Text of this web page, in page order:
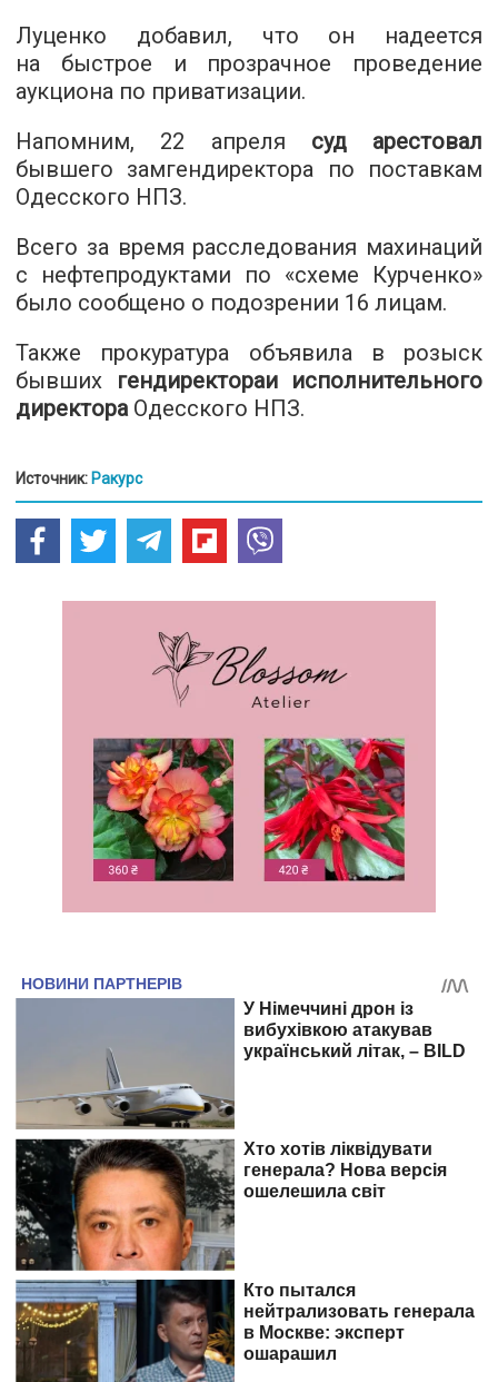
Луценко добавил, что он надеется
на быстрое и прозрачное проведение
аукциона по приватизации.
Напомним, 22 апреля суд арестовал
бывшего замгендиректора по поставкам
Одесского НПЗ.
Всего за время расследования махинаций
с нефтепродуктами по «схеме Курченко»
было сообщено о подозрении 16 лицам.
Также прокуратура объявила в розыск
бывших
гендиректораи исполнительного
директораОдесского НПЗ.
Источник: Ракурс